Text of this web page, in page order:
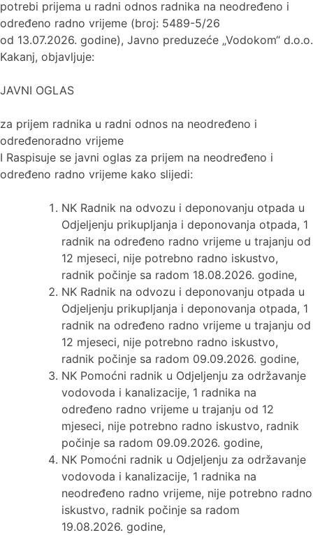
potrebi prijema u radni odnos radnika na neodređeno i
određeno radno vrijeme (broj: 5489-5/26
od 13.07.2026. godine), Javno preduzeće „Vodokom“ d.o.o.
Kakanj, objavljuje:
JAVNI OGLAS
za prijem radnika u radni odnos na neodređeno i
određenoradno vrijeme
I Raspisuje se javni oglas za prijem na neodređeno i
određeno radno vrijeme kako slijedi:
NK Radnik na odvozu i deponovanju otpada u
Odjeljenju prikupljanja i deponovanja otpada, 1
radnik na određeno radno vrijeme u trajanju od
12 mjeseci, nije potrebno radno iskustvo,
radnik počinje sa radom 18.08.2026. godine,
NK Radnik na odvozu i deponovanju otpada u
Odjeljenju prikupljanja i deponovanja otpada, 1
radnik na određeno radno vrijeme u trajanju od
12 mjeseci, nije potrebno radno iskustvo,
radnik počinje sa radom 09.09.2026. godine,
NK Pomoćni radnik u Odjeljenju za održavanje
vodovoda i kanalizacije, 1 radnika na
određeno radno vrijeme u trajanju od 12
mjeseci, nije potrebno radno iskustvo, radnik
počinje sa radom 09.09.2026. godine,
NK Pomoćni radnik u Odjeljenju za održavanje
vodovoda i kanalizacije, 1 radnika na
neodređeno radno vrijeme, nije potrebno radno
iskustvo, radnik počinje sa radom
19.08.2026. godine,